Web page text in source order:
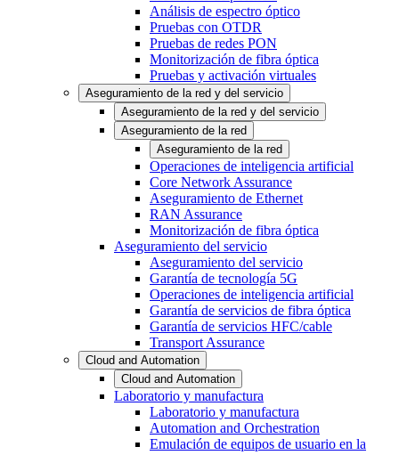
Análisis de espectro óptico
Pruebas con OTDR
Pruebas de redes PON
Monitorización de fibra óptica
Pruebas y activación virtuales
Aseguramiento de la red y del servicio
Aseguramiento de la red y del servicio
Aseguramiento de la red
Aseguramiento de la red
Operaciones de inteligencia artificial
Core Network Assurance
Aseguramiento de Ethernet
RAN Assurance
Monitorización de fibra óptica
Aseguramiento del servicio
Aseguramiento del servicio
Garantía de tecnología 5G
Operaciones de inteligencia artificial
Garantía de servicios de fibra óptica
Garantía de servicios HFC/cable
Transport Assurance
Cloud and Automation
Cloud and Automation
Laboratorio y manufactura
Laboratorio y manufactura
Automation and Orchestration
Emulación de equipos de usuario en la